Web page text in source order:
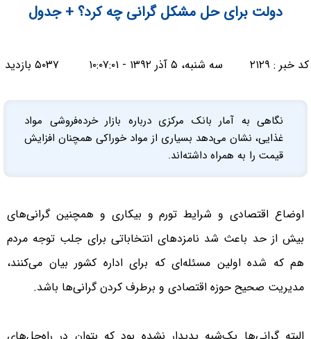
دولت برای حل مشکل گرانی چه کرد؟ + جدول
کد خبر : ۲۱۲۹ سه شنبه، ۵ آذر ۱۳۹۲ - ۱۰:۰۷:۰۱ ۵۰۳۷ بازدید
نگاهی به آمار بانک مرکزی درباره بازار خرده‌فروشی مواد
غذایی، نشان می‌دهد بسیاری از مواد خوراکی همچنان افزایش
قیمت را به همراه داشته‌اند.
اوضاع اقتصادی و شرایط تورم و بیکاری و همچنین گرانی‌های
بیش از حد باعث شد نامزدهای انتخاباتی برای جلب توجه مردم
هم که شده اولین مسئله‌ای که برای اداره کشور بیان می‌کنند،
مدیریت صحیح حوزه اقتصادی و برطرف کردن گرانی‌ها باشد.